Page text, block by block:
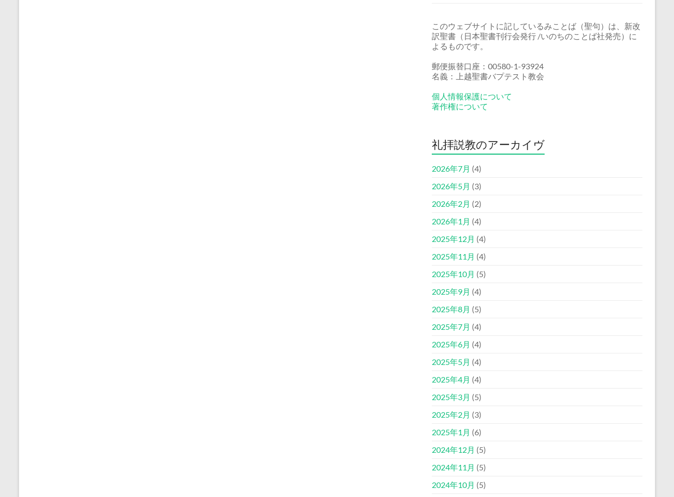
このウェブサイトに記しているみことば（聖句）は、新改
訳聖書（日本聖書刊行会発行 /いのちのことば社発売）に
よるものです。
郵便振替口座：00580-1-93924
名義：上越聖書バプテスト教会
個人情報保護について
著作権について
礼拝説教のアーカイヴ
2026年7月 (4)
2026年5月 (3)
2026年2月 (2)
2026年1月 (4)
2025年12月 (4)
2025年11月 (4)
2025年10月 (5)
2025年9月 (4)
2025年8月 (5)
2025年7月 (4)
2025年6月 (4)
2025年5月 (4)
2025年4月 (4)
2025年3月 (5)
2025年2月 (3)
2025年1月 (6)
2024年12月 (5)
2024年11月 (5)
2024年10月 (5)